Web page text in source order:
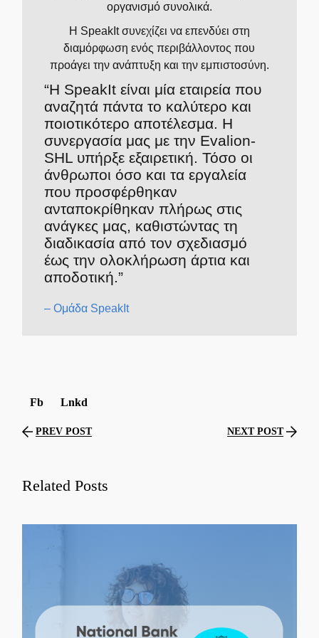
οργανισμό συνολικά.
Η SpeakIt συνεχίζει να επενδύει στη
διαμόρφωση ενός περιβάλλοντος που
προάγει την ανάπτυξη και την εμπιστοσύνη.
“Η SpeakIt είναι μία εταιρεία που
αναζητά πάντα το καλύτερο και
ποιοτικότερο αποτέλεσμα. Η
συνεργασία μας με την Evalion-
SHL υπήρξε εξαιρετική. Τόσο οι
άνθρωποι όσο και τα εργαλεία
που προσφέρθηκαν
ανταποκρίθηκαν πλήρως στις
ανάγκες μας, καθιστώντας τη
διαδικασία από τον σχεδιασμό
έως την ολοκλήρωση άρτια και
αποδοτική.”
– Ομάδα SpeakIt
Fb Lnkd
PREV POST NEXT POST
Related Posts